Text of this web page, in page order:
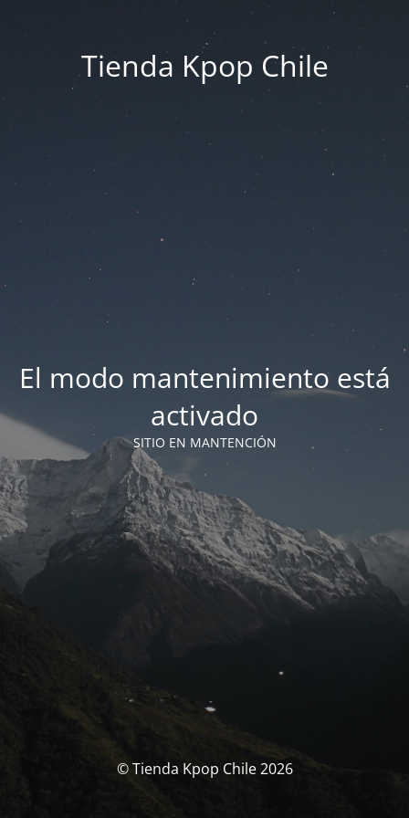
Tienda Kpop Chile
El modo mantenimiento está
activado
SITIO EN MANTENCIÓN
© Tienda Kpop Chile 2026